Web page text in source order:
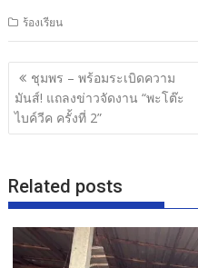
e
b
o
o
itt
er
e ar
e
ร้องเรียน
แนะแนว
เรื่อง
ชุมพร – พร้อมระเบิดความ
มันส์! แถลงข่าวจัดงาน “พะโต๊ะ
ไบค์วีค ครั้งที่ 2”
Related posts